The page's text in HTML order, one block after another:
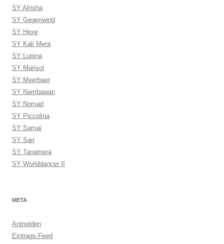
SY Alrisha
SY Gegenwind
SY Hexe
SY Kali Mera
SY Lupina
SY Marisol
SY Meerbaer
SY Nambawan
SY Nomad
SY Piccolina
SY Samai
SY San
SY Tanamera
SY Worlddancer II
META
Anmelden
Eintrags-Feed